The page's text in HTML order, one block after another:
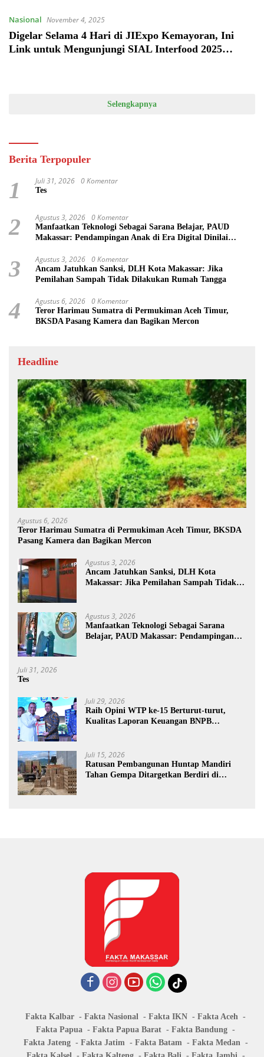
Nasional November 4, 2025
Digelar Selama 4 Hari di JIExpo Kemayoran, Ini
Link untuk Mengunjungi SIAL Interfood 2025
Selengkapnya
Berita Terpopuler
1 Juli 31, 2026 0 Komentar
Tes
2 Agustus 3, 2026 0 Komentar
Manfaatkan Teknologi Sebagai Sarana Belajar, PAUD
Makassar: Pendampingan Anak di Era Digital Dinilai
3 Agustus 3, 2026 0 Komentar
Ancam Jatuhkan Sanksi, DLH Kota Makassar: Jika
Pemilahan Sampah Tidak Dilakukan Rumah Tangga
4 Agustus 6, 2026 0 Komentar
Teror Harimau Sumatra di Permukiman Aceh Timur,
BKSDA Pasang Kamera dan Bagikan Mercon
Headline
Agustus 6, 2026
Teror Harimau Sumatra di Permukiman Aceh Timur, BKSDA
Pasang Kamera dan Bagikan Mercon
Agustus 3, 2026
Ancam Jatuhkan Sanksi, DLH Kota
Makassar: Jika Pemilahan Sampah Tidak
Agustus 3, 2026
Manfaatkan Teknologi Sebagai Sarana
Belajar, PAUD Makassar: Pendampingan
Juli 31, 2026
Tes
Juli 29, 2026
Raih Opini WTP ke-15 Berturut-turut,
Kualitas Laporan Keuangan BNPB
Juli 15, 2026
Ratusan Pembangunan Huntap Mandiri
Tahan Gempa Ditargetkan Berdiri di
Fakta Kalbar Fakta Nasional Fakta IKN
Fakta Aceh
Fakta Papua
Fakta Papua Barat
Fakta Bandung
Fakta Jateng
Fakta Jatim Fakta Batam
Fakta Medan
Fakta Kalsel
Fakta Kalteng Fakta Bali Fakta Jambi